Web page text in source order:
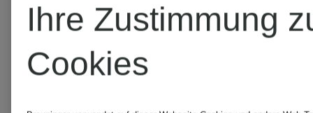
Daunenjacke
FLAGSTAFF
489,99 €
WALIBI
Ihre Zustimmung
Cookies